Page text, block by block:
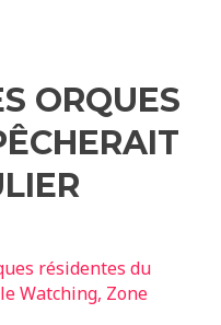
ORQUES
résidentes du
Watching, Zone